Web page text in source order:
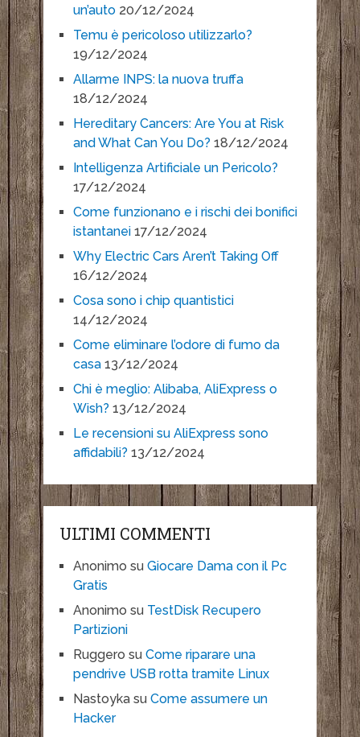
un’auto 20/12/2024
Temu è pericoloso utilizzarlo?
19/12/2024
Allarme INPS: la nuova truffa
18/12/2024
Hereditary Cancers: Are You at Risk
and What Can You Do? 18/12/2024
Intelligenza Artificiale un Pericolo?
17/12/2024
Come funzionano e i rischi dei bonifici
istantanei 17/12/2024
Why Electric Cars Aren’t Taking Off
16/12/2024
Cosa sono i chip quantistici
14/12/2024
Come eliminare l’odore di fumo da
casa 13/12/2024
Chi è meglio: Alibaba, AliExpress o
Wish? 13/12/2024
Le recensioni su AliExpress sono
affidabili? 13/12/2024
ULTIMI COMMENTI
Anonimo su Giocare Dama con il Pc
Gratis
Anonimo su TestDisk Recupero
Partizioni
Ruggero su Come riparare una
pendrive USB rotta tramite Linux
Nastoykasu Come assumere un
Hacker